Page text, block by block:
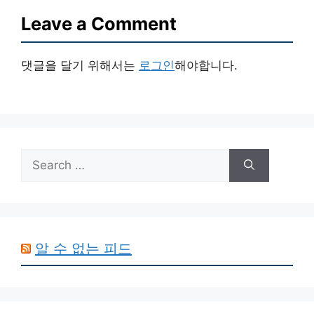
Leave a Comment
댓글을 달기 위해서는 로그인해야합니다.
for:
알 수 없는 피드